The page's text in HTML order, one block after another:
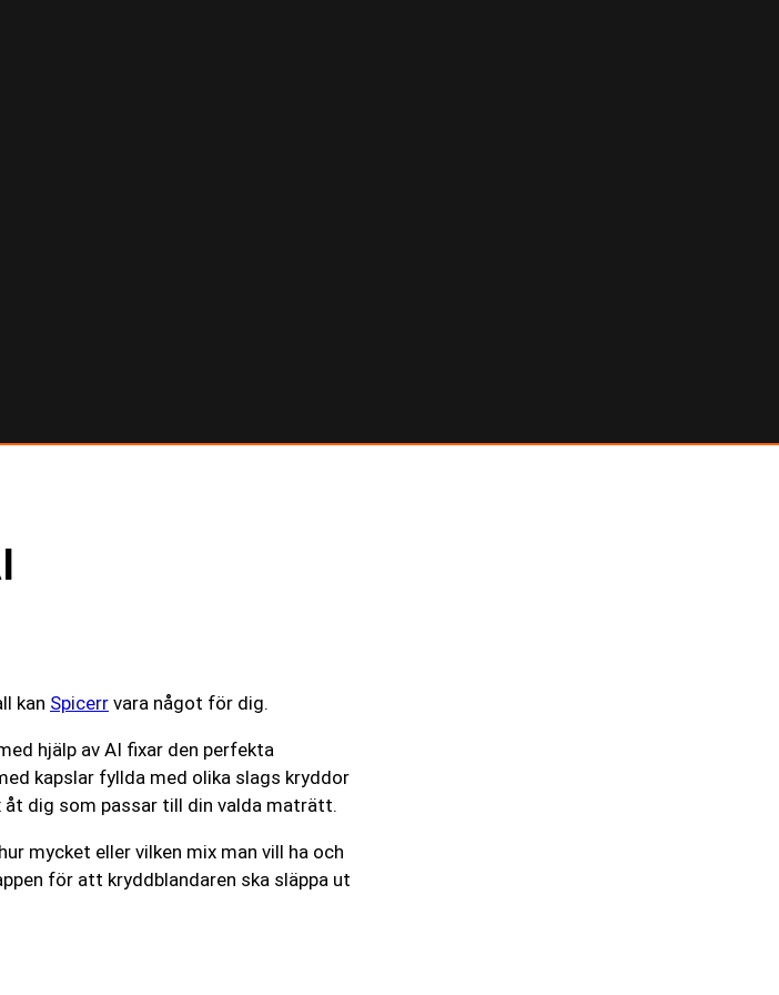
kan Spicerr vara något för dig.
hjälp av AI fixar den perfekta
kapslar fyllda med olika slags kryddor
åt dig som passar till din valda maträtt.
mycket eller vilken mix man vill ha och
för att kryddblandaren ska släppa ut